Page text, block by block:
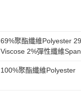
69%聚酯纖維Polyester
Viscose 2%彈性纖維
100%聚酯纖維Polyester